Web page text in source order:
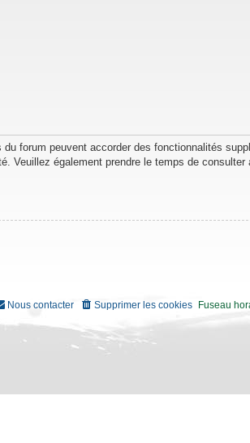
forum peuvent accorder des fonctionnalités
Veuillez également prendre le temps de
Fuseau
Supprimer les cookies
Nous contacter